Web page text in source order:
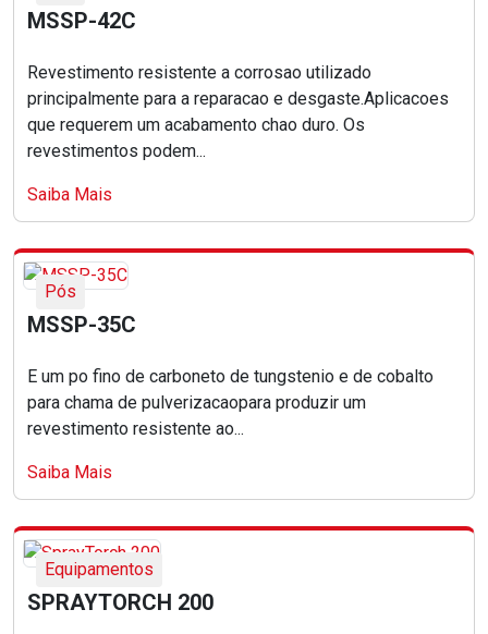
MSSP-42C
Revestimento resistente a corrosao utilizado
principalmente para a reparacao e desgaste.Aplicacoes
que requerem um acabamento chao duro. Os
revestimentos podem...
Saiba Mais
Pós
MSSP-35C
E um po fino de carboneto de tungstenio e de cobalto
para chama de pulverizacaopara produzir um
revestimento resistente ao...
Saiba Mais
Equipamentos
SPRAYTORCH 200